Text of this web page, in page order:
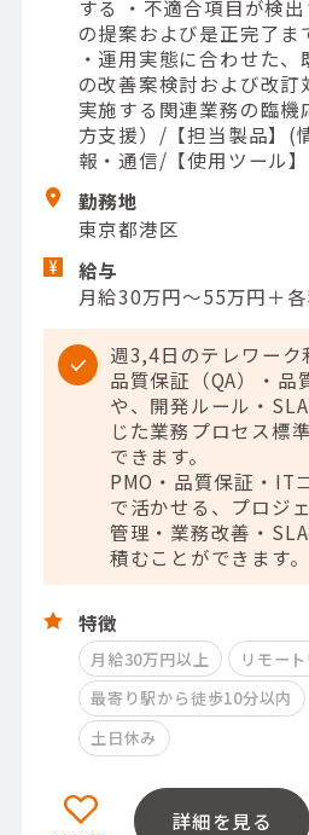
する ・不適合項目が検
の提案および是正完了ま
・運用実態に合わせた
の改善案検討および改訂
実施する関連業務の臨機
方支援）/【担当製品】(
報・通信/【使用ツール
勤務地
東京都港区
給与
月給30万円～55万円＋
週3,4日のテレワーク
品質保証（QA）・品
や、開発ルール・
じた業務プロセス標
できます。
PMO・品質保証・IT
で活かせる、プロジ
管理・業務改善・
積むことができます。
特徴
月給30万円以上
リモー
最寄り駅から徒歩10分以内
土日休み
詳細を見る